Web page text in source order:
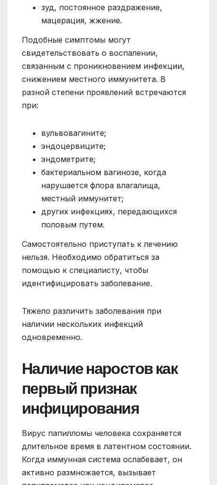
зуд, постоянное раздражение,
мацерация, жжение.
Подобные симптомы могут
свидетельствовать о воспалении,
связанным с проникновением инфекции,
снижением местного иммунитета. В
разной степени проявлений встречаются
при:
вульвовагините;
эндоцервиците;
эндометрите;
бактериальном вагинозе, когда
нарушается флора влагалища,
местный иммунитет;
других инфекциях, передающихся
половым путем.
Самостоятельно приступать к лечению
нельзя. Необходимо обратиться за
помощью к специалисту, чтобы
идентифицировать заболевание.
Тяжело различить заболевания при
наличии нескольких инфекций
одновременно.
Наличие наростов как
первый признак
инфицирования
Вирус папилломы человека сохраняется
длительное время в латентном состоянии.
Когда иммунная система ослабевает, он
активно размножается, вызывает